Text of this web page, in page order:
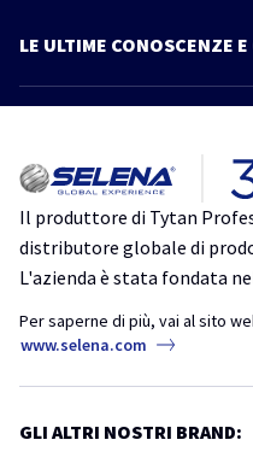
Prodotti
Sistema Cartongesso
Impermeabilizzanti
Accessori
Ancoranti Chimici
Adesivi
Siliconi Neutri
Siliconi Acetici
LE ULTIME CONOSCENZE
Più articoli
di isolare
isolamento isolamento
poliuretanica
Schiume Poliuretaniche per
coperture schiuma
interruzioni
Il produttore di Tytan
distributore globale di
L'azienda è stata fondata
Per saperne di più, vai al sito
www.selena.com
GLI ALTRI NOSTRI BRAND: